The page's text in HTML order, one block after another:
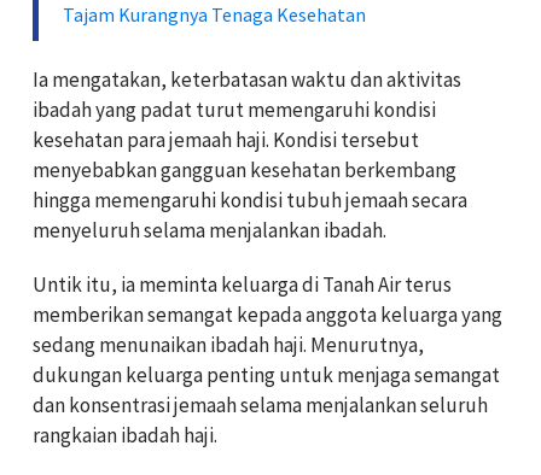
Tajam Kurangnya Tenaga Kesehatan
Ia mengatakan, keterbatasan waktu dan aktivitas
ibadah yang padat turut memengaruhi kondisi
kesehatan para jemaah haji. Kondisi tersebut
menyebabkan gangguan kesehatan berkembang
hingga memengaruhi kondisi tubuh jemaah secara
menyeluruh selama menjalankan ibadah.
Untik itu, ia meminta keluarga di Tanah Air terus
memberikan semangat kepada anggota keluarga yang
sedang menunaikan ibadah haji. Menurutnya,
dukungan keluarga penting untuk menjaga semangat
dan konsentrasi jemaah selama menjalankan seluruh
rangkaian ibadah haji.